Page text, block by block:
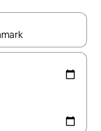
maak je een keuze